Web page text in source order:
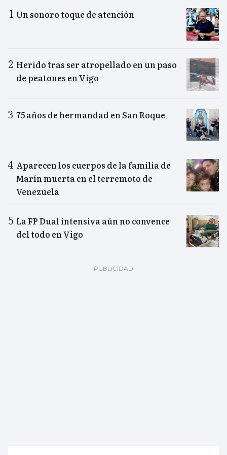
Un sonoro toque de atención
Herido tras ser atropellado en un paso
de peatones en Vigo
75 años de hermandad en San Roque
Aparecen los cuerpos de la familia de
Marín muerta en el terremoto de
Venezuela
La FP Dual intensiva aún no convence
del todo en Vigo